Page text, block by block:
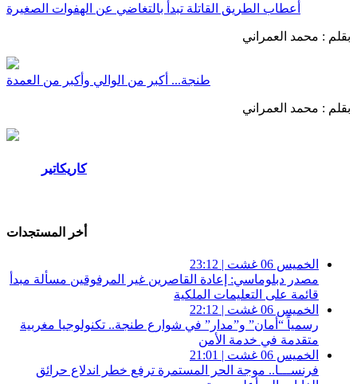
أعطاب الطريق القاتلة تبدأ بالتغاضي عن الهفوات الصغيرة
بقلم : محمد العمراني
طنجة... أكبر من الوالي وأكبر من العمدة
بقلم : محمد العمراني
المزيد كاريكاتير
أخر المستجدات
الخميس 06 غشت | 23:12
مصدر دبلوماسي: إعادة القاصرين غير المرفوقين مسألة مبدأ
قائمة على التعليمات الملكية
الخميس 06 غشت | 22:12
رسمياً “أمان” و”مدار” في شوارع طنجة.. تكنولوجيا مغربية
متقدمة في خدمة الأمن
الخميس 06 غشت | 21:01
فرنســـا.. موجة الحر المستمرة ترفع خطر اندلاع حرائق